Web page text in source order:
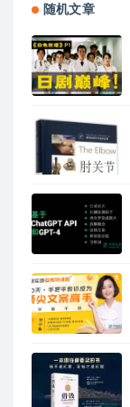
随机文章